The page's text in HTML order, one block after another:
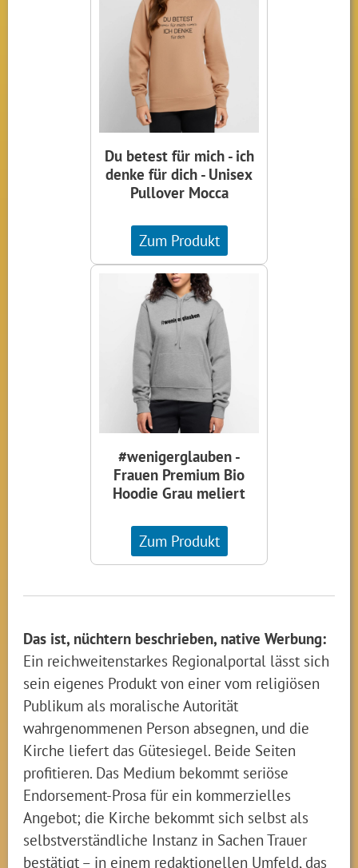
Du betest für mich - ich
denke für dich - Unisex
Pullover Mocca
Zum Produkt
#wenigerglauben -
Frauen Premium Bio
Hoodie Grau meliert
Zum Produkt
Das ist, nüchtern beschrieben, native Werbung:
Ein reichweitenstarkes Regionalportal lässt sich
sein eigenes Produkt von einer vom religiösen
Publikum als moralische Autorität
wahrgenommenen Person absegnen, und die
Kirche liefert das Gütesiegel. Beide Seiten
profitieren. Das Medium bekommt seriöse
Endorsement-Prosa für ein kommerzielles
Angebot; die Kirche bekommt sich selbst als
selbstverständliche Instanz in Sachen Trauer
bestätigt – in einem redaktionellen Umfeld, das